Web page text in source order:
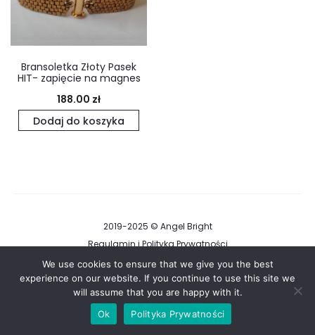
Bransoletka Złoty Pasek
HIT- zapięcie na magnes
188.00 zł
Dodaj do koszyka
2019-2025 © Angel Bright
Regulamin i Polityka Prywatności
F
a
c
e
I
n
s
t
a
We use cookies to ensure that we give you the best
experience on our website. If you continue to use this site we
will assume that you are happy with it.
Ok
Polityka Prywatności